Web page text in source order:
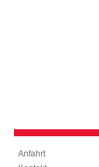
Anfahrt